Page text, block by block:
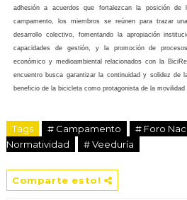
adhesión a acuerdos que fortalezcan la posición
campamento, los miembros se reúnen para trazar
desarrollo colectivo, fomentando la apropiación
capacidades de gestión, y la promoción de
económico y medioambiental relacionados con la
encuentro busca garantizar la continuidad y solidez de
beneficio de la bicicleta como protagonista de la movilidad
Tags # Campamento # Foro
Normatividad
# Veeduría
Comparte esto!